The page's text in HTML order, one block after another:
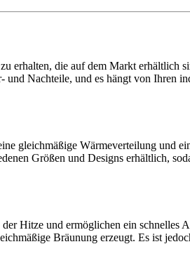
die auf dem Markt erhältlich
Nachteile, und es hängt von Ihren
gleichmäßige Wärmeverteilung und
Größen und Designs erhältlich,
Hitze und ermöglichen ein schnelles
Bräunung erzeugt. Es ist